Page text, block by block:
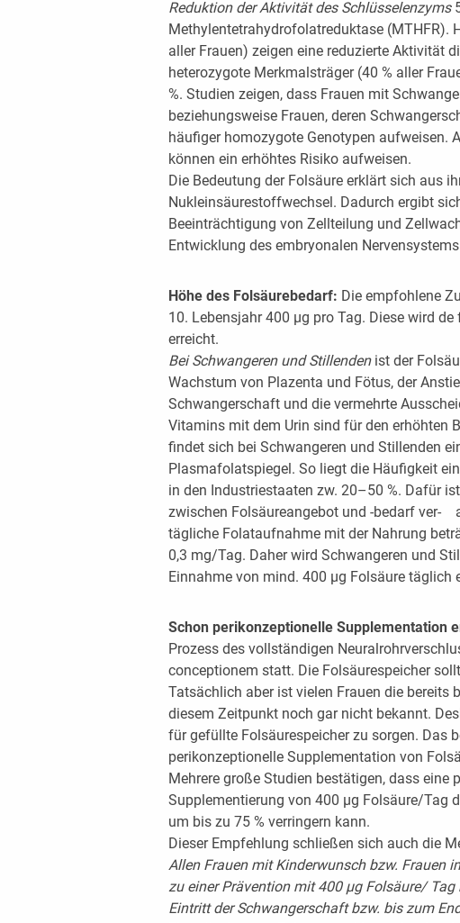
Reduktion der Aktivität des Schlüsselenzyms
Methylentetrahydrofolatreduktase (MTHFR).
aller Frauen) zeigen eine reduzierte Aktivität
heterozygote Merkmalsträger (40 % aller
%. Studien zeigen, dass Frauen mit
beziehungsweise Frauen, deren
häufiger homozygote Genotypen aufweisen.
können ein erhöhtes Risiko aufweisen.
Die Bedeutung der Folsäure erklärt sich aus
Nukleinsäurestoffwechsel. Dadurch ergibt
Beeinträchtigung von Zellteilung und
Entwicklung des embryonalen
Höhe des Folsäurebedarf: Die empfohlene
10. Lebensjahr 400 μg pro Tag. Diese wird
erreicht.
Bei Schwangeren und Stillenden ist der
Wachstum von Plazenta und Fötus, der
Schwangerschaft und die vermehrte
Vitamins mit dem Urin sind für den erhöhten
findet sich bei Schwangeren und Stillenden
Plasmafolatspiegel. So liegt die Häufigkeit
in den Industriestaaten zw. 20–50 %. Dafür
zwischen Folsäureangebot und -bedarf ver-
tägliche Folataufnahme mit der Nahrung
0,3 mg/Tag. Daher wird Schwangeren und
Einnahme von mind. 400 μg Folsäure täglich
Schon perikonzeptionelle Supplementation
Prozess des vollständigen
conceptionem statt. Die Folsäurespeicher
Tatsächlich aber ist vielen Frauen die bereits
diesem Zeitpunkt noch gar nicht bekannt.
für gefüllte Folsäurespeicher zu sorgen. Das
perikonzeptionelle Supplementation von
Mehrere große Studien bestätigen, dass eine
Supplementierung von 400 μg Folsäure/Tag
um bis zu 75 % verringern kann.
Dieser Empfehlung schließen sich auch die
Allen Frauen mit Kinderwunsch bzw. Frauen
zu einer Prävention mit 400 μg Folsäure/
Eintritt der Schwangerschaft bzw. bis zum